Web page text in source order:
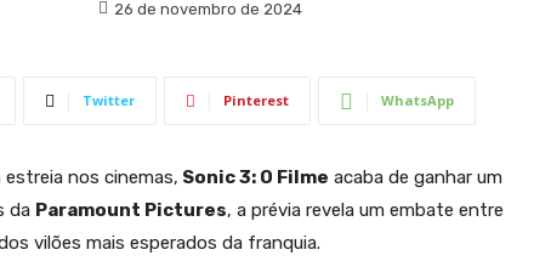
26 de novembro de 2024
Twitter Pinterest WhatsApp
nos cinemas, Sonic 3: O Filme acaba de ganhar um
da Paramount Pictures, a prévia revela um embate entre
vilões mais esperados da franquia.